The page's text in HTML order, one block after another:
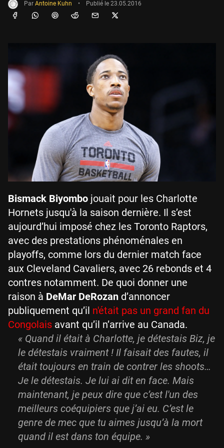
Par Antoine Kuhn • Publié le 23.05.2016
Bismack Biyombo jouait pour les Charlotte
Hornets jusqu'à la saison dernière. Il s’est
aujourd’hui imposé chez les Toronto Raptors,
avec des prestations phénoménales en
playoffs, comme lors du dernier match face
aux Cleveland Cavaliers, avec 26 rebonds et 4
contres notamment. De quoi donner une
raison à DeMar DeRozan d’annoncer
publiquement qu’il n'était pas un grand fan du
Congolais avant qu’il n’arrive au Canada.
« Quand il était à Charlotte, je détestais Biz, je
le détestais vraiment ! Il faisait des fautes, il
était toujours en train de contrer les shoots…
Je le détestais. Je lui ai dit en face. Mais
maintenant, je peux dire que c’est l'un des
meilleurs coéquipiers que j’ai eu. C’est le
genre de mec que tu aimes jusqu’à la mort
quand il est dans ton équipe. »